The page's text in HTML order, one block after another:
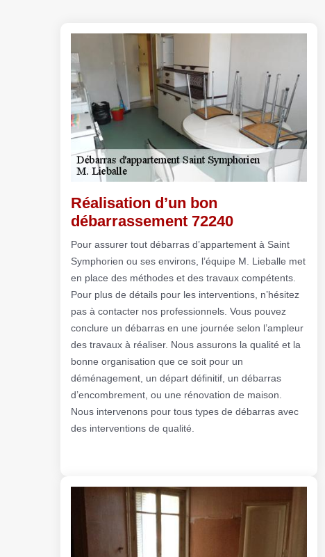
Réalisation d’un bon
débarrassement 72240
Pour assurer tout débarras d’appartement à Saint
Symphorien ou ses environs, l’équipe M. Lieballe met
en place des méthodes et des travaux compétents.
Pour plus de détails pour les interventions, n’hésitez
pas à contacter nos professionnels. Vous pouvez
conclure un débarras en une journée selon l’ampleur
des travaux à réaliser. Nous assurons la qualité et la
bonne organisation que ce soit pour un
déménagement, un départ définitif, un débarras
d’encombrement, ou une rénovation de maison.
Nous intervenons pour tous types de débarras avec
des interventions de qualité.